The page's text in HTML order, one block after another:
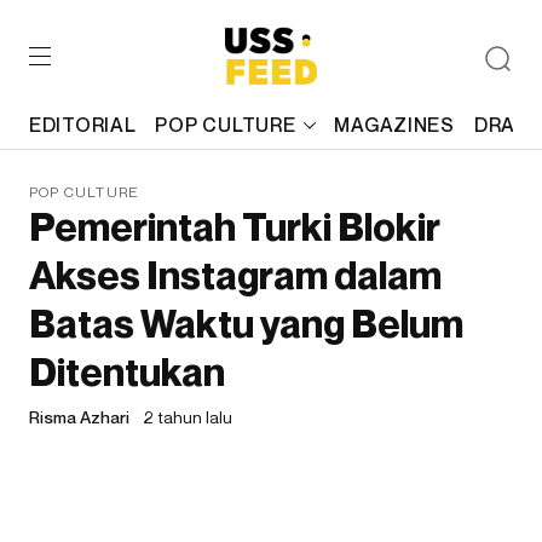
EDITORIAL POP CULTURE MAGAZINES
POP CULTURE
Pemerintah Turki Blokir
Akses Instagram dalam
Batas Waktu yang Belum
Ditentukan
Risma Azhari 2 tahun lalu